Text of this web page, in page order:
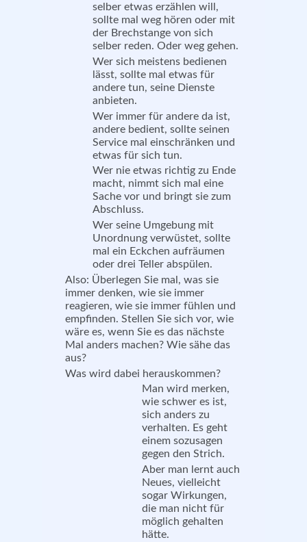
selber etwas erzählen will,
sollte mal weg hören oder mit
der Brechstange von sich
selber reden. Oder weg gehen.
Wer sich meistens bedienen
lässt, sollte mal etwas für
andere tun, seine Dienste
anbieten.
Wer immer für andere da ist,
andere bedient, sollte seinen
Service mal einschränken und
etwas für sich tun.
Wer nie etwas richtig zu Ende
macht, nimmt sich mal eine
Sache vor und bringt sie zum
Abschluss.
Wer seine Umgebung mit
Unordnung verwüstet, sollte
mal ein Eckchen aufräumen
oder drei Teller abspülen.
Also: Überlegen Sie mal, was sie
immer denken, wie sie immer
reagieren, wie sie immer fühlen und
empfinden. Stellen Sie sich vor, wie
wäre es, wenn Sie es das nächste
Mal anders machen? Wie sähe das
aus?
Was wird dabei herauskommen?
Man wird merken,
wie schwer es ist,
sich anders zu
verhalten. Es geht
einem sozusagen
gegen den Strich.
Aber man lernt auch
Neues, vielleicht
sogar Wirkungen,
die man nicht für
möglich gehalten
hätte.